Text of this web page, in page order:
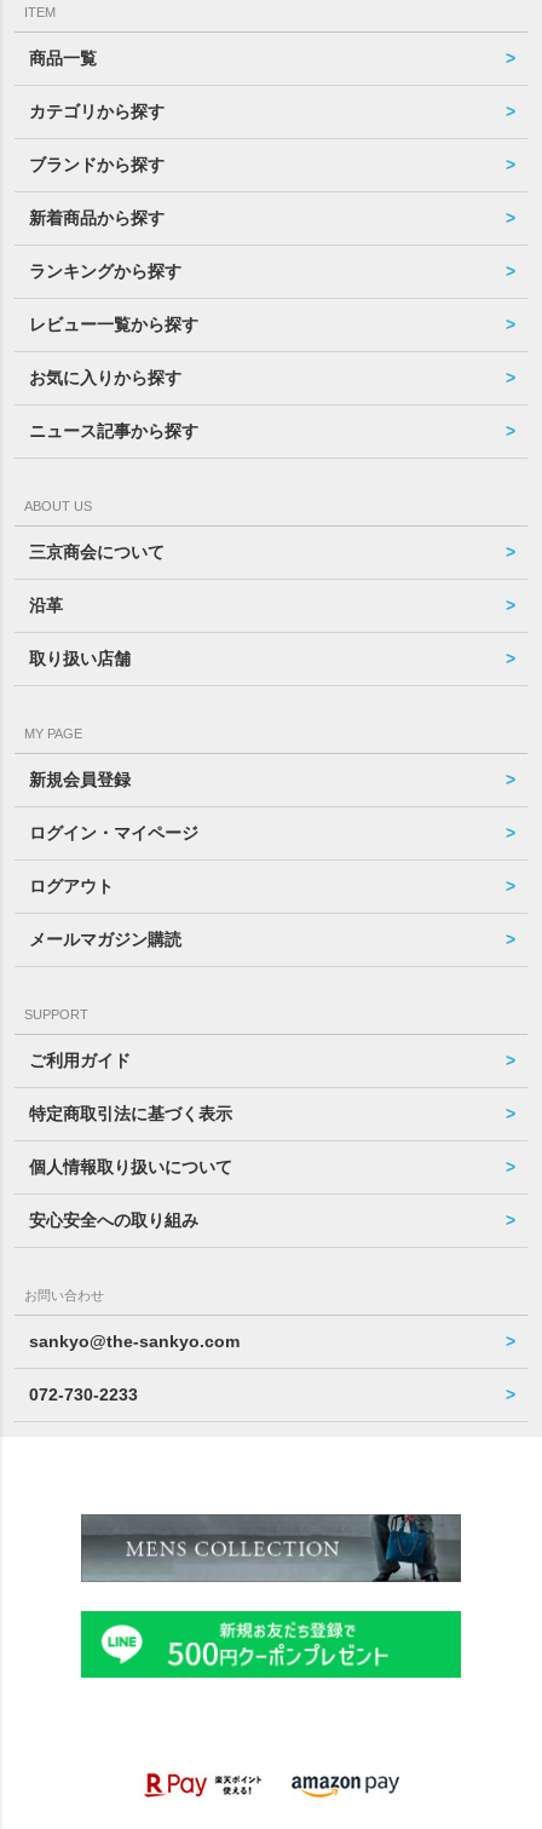
ITEM
商品一覧
カテゴリから探す
ブランドから探す
新着商品から探す
ランキングから探す
レビュー一覧から探す
お気に入りから探す
ニュース記事から探す
ABOUT US
三京商会について
沿革
取り扱い店舗
MY PAGE
新規会員登録
ログイン・マイページ
ログアウト
メールマガジン購読
SUPPORT
ご利用ガイド
特定商取引法に基づく表示
個人情報取り扱いについて
安心安全への取り組み
お問い合わせ
sankyo@the-sankyo.com
072-730-2233